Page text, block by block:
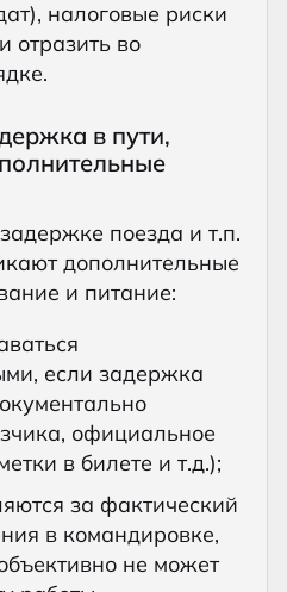
налоговые риски
отразить во
в пути,
поезда и т.п.
дополнительные
и питание:
если задержка
официальное
в билете и т.д.);
за фактический
в командировке,
не может